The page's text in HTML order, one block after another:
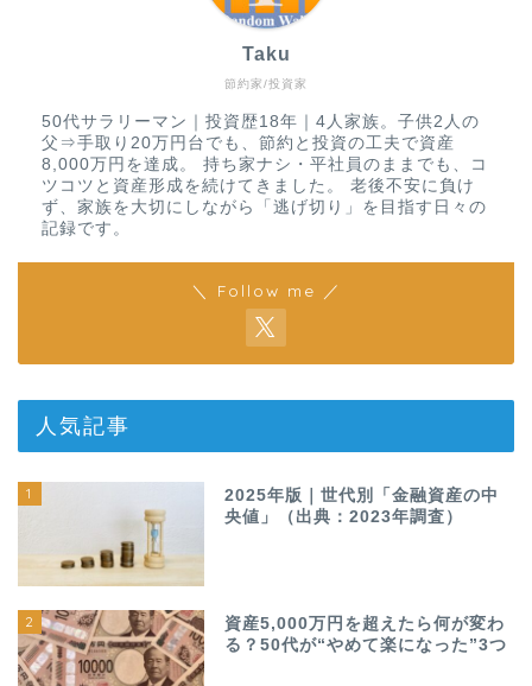
節約家/投資家
Taku
50代サラリーマン｜投資歴18年｜4人家族。子供2人の
父⇒手取り20万円台でも、節約と投資の工夫で資産
8,000万円を達成。 持ち家ナシ・平社員のままでも、コ
ツコツと資産形成を続けてきました。 老後不安に負け
ず、家族を大切にしながら「逃げ切り」を目指す日々の
記録です。
＼ Follow me ／
人気記事
1
2025年版｜世代別「金融資産の中
央値」（出典：2023年調査）
2
資産5,000万円を超えたら何が変わ
る？50代が“やめて楽になった”3つ